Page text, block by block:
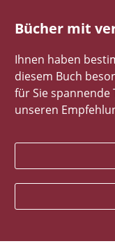
Bücher mit
Ihnen haben
diesem Buch
für Sie spannende
unseren